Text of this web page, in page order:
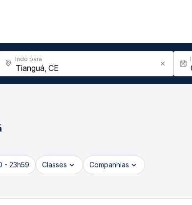
Indo para
- 23h59 Classes Companhias